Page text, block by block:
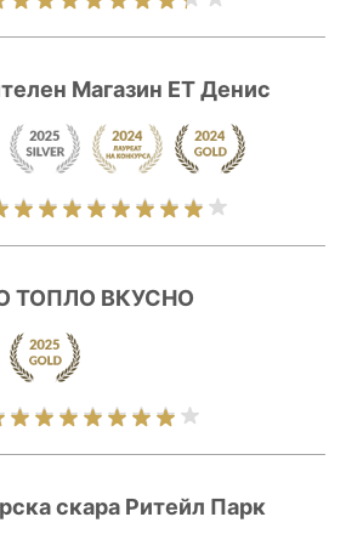
Магазин ЕТ Денис
ТОПЛО ВКУСНО
скара Ритейл Парк